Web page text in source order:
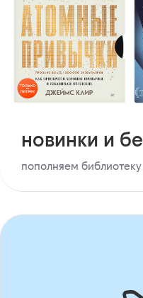
новинки и
пополняем